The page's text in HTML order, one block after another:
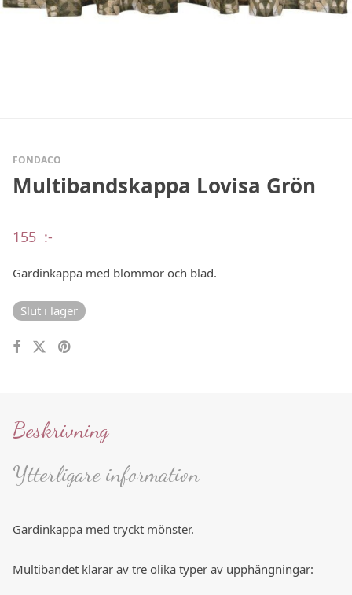
FONDACO
Multibandskappa Lovisa Grön
155 :-
Gardinkappa med blommor och blad.
Slut i lager
Beskrivning
Ytterligare information
Gardinkappa med tryckt mönster.
Multibandet klarar av tre olika typer av upphängningar: